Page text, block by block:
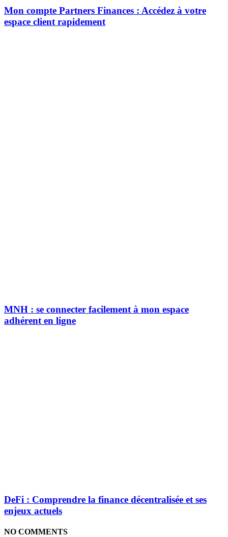
Mon compte Partners Finances : Accédez à votre
espace client rapidement
MNH : se connecter facilement à mon espace
adhérent en ligne
DeFi : Comprendre la finance décentralisée et ses
enjeux actuels
NO COMMENTS